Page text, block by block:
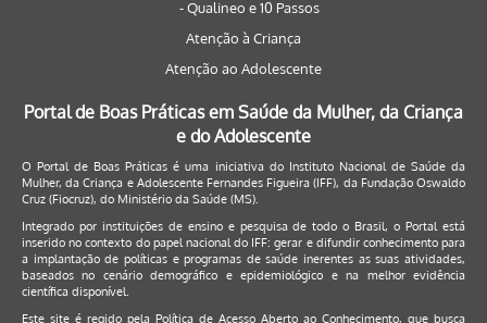
- Qualineo e 10 Passos
Atenção à Criança
Atenção ao Adolescente
Portal de Boas Práticas em Saúde da Mulher, da Criança
e do Adolescente
O Portal de Boas Práticas é uma iniciativa do Instituto Nacional de Saúde da
Mulher, da Criança e Adolescente Fernandes Figueira (IFF), da Fundação Oswaldo
Cruz (Fiocruz), do Ministério da Saúde (MS).
Integrado por instituições de ensino e pesquisa de todo o Brasil, o Portal está
inserido no contexto do papel nacional do IFF: gerar e difundir conhecimento para
a implantação de políticas e programas de saúde inerentes as suas atividades,
baseados no cenário demográfico e epidemiológico e na melhor evidência
científica disponível.
Este site é regido pela Política de Acesso Aberto ao Conhecimento, que busca